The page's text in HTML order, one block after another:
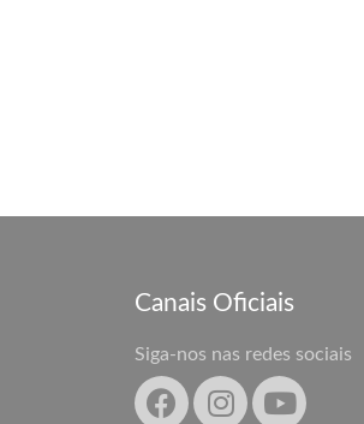
Canais Oficiais
Siga-nos nas redes sociais